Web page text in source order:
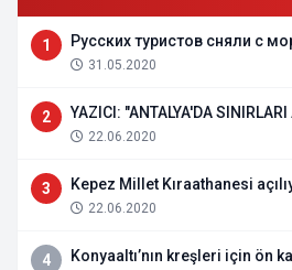
1 Русских туристов сняли с
31.05.2020
2 YAZICI: "ANTALYA'DA
22.06.2020
3 Kepez Millet Kıraathanesi
22.06.2020
4 Konyaaltı’nın kreşleri için ön